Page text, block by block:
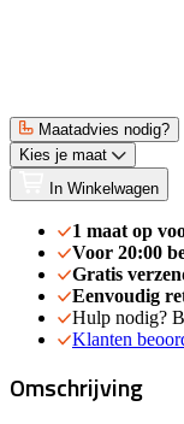
Maatadvies nodig?
Kies je maat
In Winkelwagen
1 maat op
Voor 20:00
Gratis
Eenvoudig
Hulp nodig?
Klanten
Omschrijving